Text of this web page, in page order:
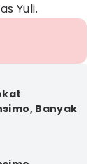
Yuli.
Banyak